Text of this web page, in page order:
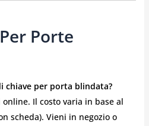
Porte
chiave per porta blindata?
Il costo varia in base al
scheda). Vieni in negozio o